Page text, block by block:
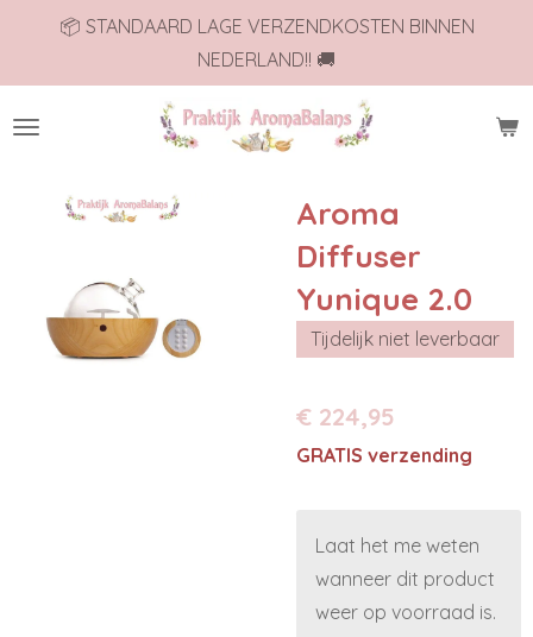
de
📦 STANDAARD LAGE VERZENDKOSTEN BINNEN
NEDERLAND!! 🚚
Aroma
Diffuser
Yunique 2.0
Tijdelijk niet leverbaar
€ 224,95
GRATIS verzending
Laat het me weten
wanneer dit product
weer op voorraad is.